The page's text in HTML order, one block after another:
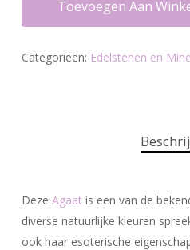
Toevoegen Aan
Categorieën: Edelstenen en
Deze Agaat is een van de
diverse natuurlijke kleuren
ook haar esoterische